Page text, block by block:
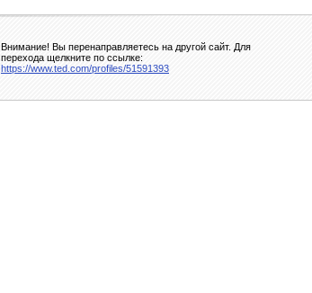
Внимание! Вы перенаправляетесь на другой сайт. Для
перехода щелкните по ссылке:
https://www.ted.com/profiles/51591393